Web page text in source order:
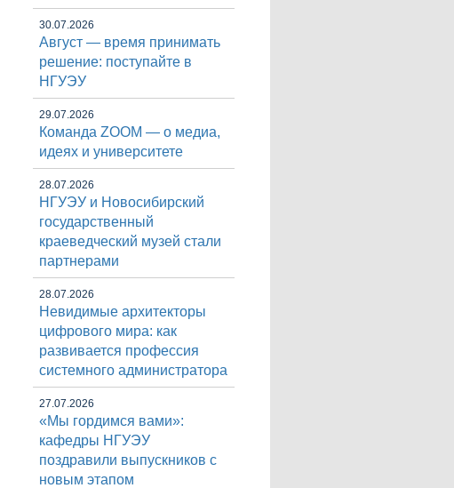
30.07.2026
Август — время принимать
решение: поступайте в
НГУЭУ
29.07.2026
Команда ZOOM — о медиа,
идеях и университете
28.07.2026
НГУЭУ и Новосибирский
государственный
краеведческий музей стали
партнерами
28.07.2026
Невидимые архитекторы
цифрового мира: как
развивается профессия
системного администратора
27.07.2026
«Мы гордимся вами»:
кафедры НГУЭУ
поздравили выпускников с
новым этапом